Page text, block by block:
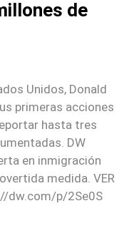
de
Unidos, Donald
primeras acciones
hasta tres
DW
en inmigración
medida. VER
dw.com/p/2Se0S